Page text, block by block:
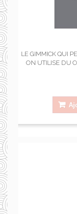
LE GIMMICK QUI
ON UTILISE DU